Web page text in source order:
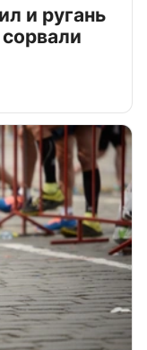
и ругань